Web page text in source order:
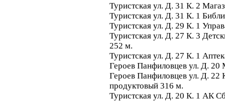
Туристская ул. Д. 31 К. 2
Туристская ул. Д. 31 К. 1
Туристская ул. Д. 29 К. 1
Туристская ул. Д. 27 К. 3
252 м.
Туристская ул. Д. 27 К. 1
Героев Панфиловцев ул. Д.
Героев Панфиловцев ул. Д.
продуктовый 316 м.
Туристская ул. Д. 20 К. 1 АК